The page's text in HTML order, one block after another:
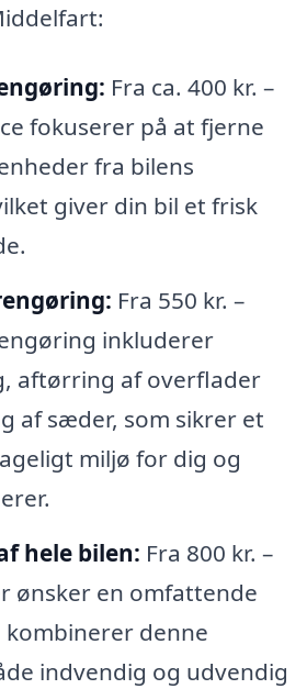
Fra ca. 400 kr. –
fokuserer på at fjerne
fra bilens
giver din bil et frisk
Fra 550 kr. –
inkluderer
aftørring af overflader
af sæder, som sikrer et
miljø for dig og
hele bilen: Fra 800 kr. –
ønsker en omfattende
denne
indvendig og udvendig